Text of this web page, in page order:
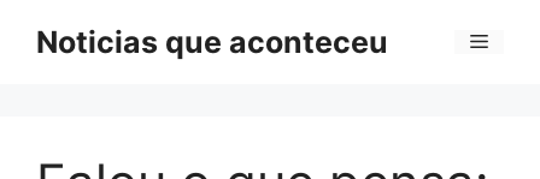
Noticias que aconteceu Menu